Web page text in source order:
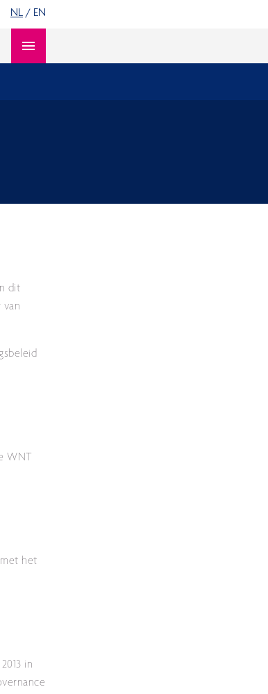
NL / EN
Open content navigation
dit
van
WNT
het
in